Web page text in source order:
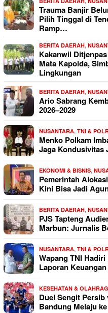
Trauma Banjir
Pilih Tinggal di
Ramp…
BERITA DAERAH,
Kakanwil
Mata Kapolda,
Lingkungan
BERITA DAERAH,
Ario Sabrang
2026–2029
NUSANTARA, TNI &
Menko Polkam
Jaga Kondusivitas
EKONOMI & BISNIS,
Pemerintah
Kini Bisa Jadi
BERITA DAERAH,
PJS Tapteng
Marbun: Jurnalis
NUSANTARA, TNI &
Wapang TNI
Laporan
KESEHATAN &
Duel Sengit
Bandung Melaju